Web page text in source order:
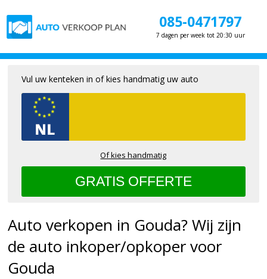
085-0471797
7 dagen per week tot 20:30 uur
Auto verkopen in Gouda? Wij zijn
de auto inkoper/opkoper voor
Gouda
Vul uw kenteken in of kies handmatig uw auto
Of kies handmatig